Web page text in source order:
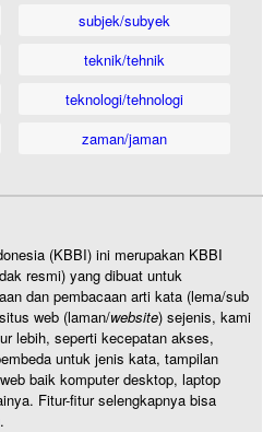
subjek/subyek
teknik/tehnik
teknologi/tehnologi
zaman/jaman
(KBBI) ini merupakan KBBI
resmi) yang dibuat untuk
dan pembacaan arti kata (lema/sub
web (laman/website) sejenis, kami
lebih, seperti kecepatan akses,
untuk jenis kata, tampilan
baik komputer desktop, laptop
Fitur-fitur selengkapnya bisa
.